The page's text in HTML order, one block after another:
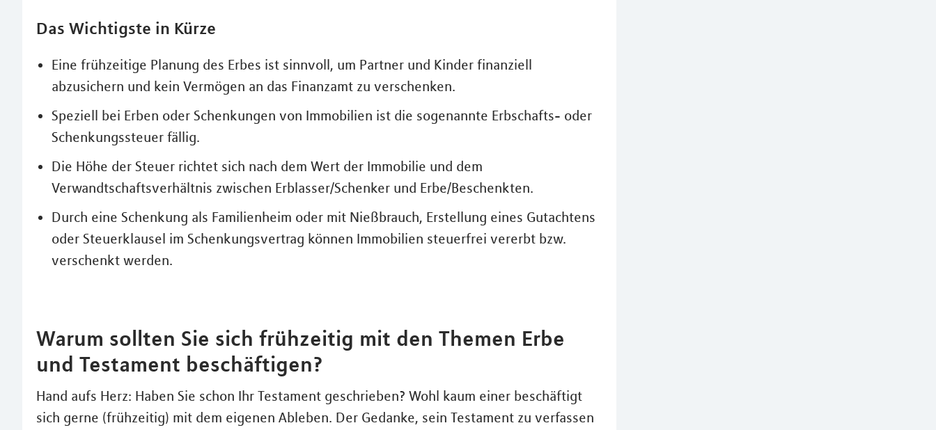
Das Wichtigste in Kürze
Eine frühzeitige Planung des Erbes ist sinnvoll, um Partner und Kinder finanziell
abzusichern und kein Vermögen an das Finanzamt zu verschenken.
Speziell bei Erben oder Schenkungen von Immobilien ist die sogenannte Erbschafts- oder
Schenkungssteuer fällig.
Die Höhe der Steuer richtet sich nach dem Wert der Immobilie und dem
Verwandtschaftsverhältnis zwischen Erblasser/Schenker und Erbe/Beschenkten.
Durch eine Schenkung als Familienheim oder mit Nießbrauch, Erstellung eines Gutachtens
oder Steuerklausel im Schenkungsvertrag können Immobilien steuerfrei vererbt bzw.
verschenkt werden.
Warum sollten Sie sich frühzeitig mit den Themen Erbe
und Testament beschäftigen?
Hand aufs Herz: Haben Sie schon Ihr Testament geschrieben? Wohl kaum einer beschäftigt
sich gerne (frühzeitig) mit dem eigenen Ableben. Der Gedanke, sein Testament zu verfassen